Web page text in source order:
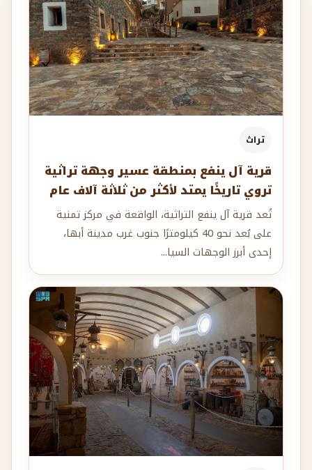
تراث
قرية آل ينفع بمنطقة عسير وجهة تراثية
تروي تاريخًا يمتد لأكثر من ثلاثة آلاف عام
تُعد قرية آل ينفع التراثية، الواقعة في مركز تمنية
على بُعد نحو 40 كيلومترًا جنوب غرب مدينة أبها،
إحدى أبرز الوجهات السيا...